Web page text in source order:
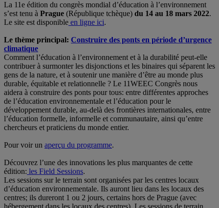
La 11e édition du congrès mondial d’éducation à l’environnement
s’est tenu à Prague (République tchèque) du 14 au 18 mars 2022.
Le site est disponible en ligne ici.
Le thème principal: Construire des ponts en période d’urgence
climatique
Comment l’éducation à l’environnement et à la durabilité peut-elle
contribuer à surmonter les disjonctions et les binaires qui séparent les
gens de la nature, et à soutenir une manière d’être au monde plus
durable, équitable et relationnelle ? Le 11WEEC Congrès nous
aidera à construire des ponts pour tous: entre différentes approches
de l’éducation environnementale et l’éducation pour le
développement durable, au-delà des frontières internationales, entre
l’éducation formelle, informelle et communautaire, ainsi qu’entre
chercheurs et praticiens du monde entier.
Pour voir un aperçu du programme.
Découvrez l’une des innovations les plus marquantes de cette
édition: les Field Sessions.
Les sessions sur le terrain sont organisées par les centres locaux
d’éducation environnementale. Ils auront lieu dans les locaux des
centres; ils dureront 1 ou 2 jours, certains hors de Prague (avec
hébergement dans les locaux des centres). Les sessions de terrain